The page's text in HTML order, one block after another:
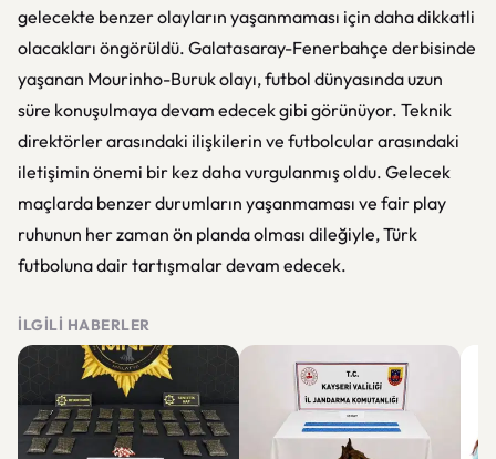
gelecekte benzer olayların yaşanmaması için daha dikkatli
olacakları öngörüldü. Galatasaray-Fenerbahçe derbisinde
yaşanan Mourinho-Buruk olayı, futbol dünyasında uzun
süre konuşulmaya devam edecek gibi görünüyor. Teknik
direktörler arasındaki ilişkilerin ve futbolcular arasındaki
iletişimin önemi bir kez daha vurgulanmış oldu. Gelecek
maçlarda benzer durumların yaşanmaması ve fair play
ruhunun her zaman ön planda olması dileğiyle, Türk
futboluna dair tartışmalar devam edecek.
İLGILI HABERLER